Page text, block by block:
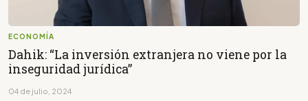
ECONOMÍA
Dahik: “La inversión extranjera no viene por la
inseguridad jurídica”
04 de julio, 2024